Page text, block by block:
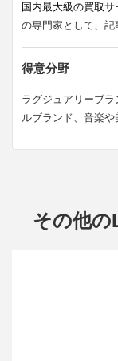
国内最大級の買取サ
の専門家として、記
得意分野
ラグジュアリーブ
ルブランド、音楽
その他の